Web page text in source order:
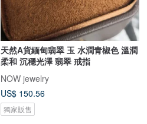
天然A貨緬甸翡翠 玉 水潤青椒色 溫潤
柔和 沉穩光澤 翡翠 戒指
NOW jewelry
US$ 150.56
獨家販售